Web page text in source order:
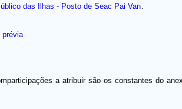
das Ilhas - Posto de Seac Pai Van.
a atribuir são os constantes do